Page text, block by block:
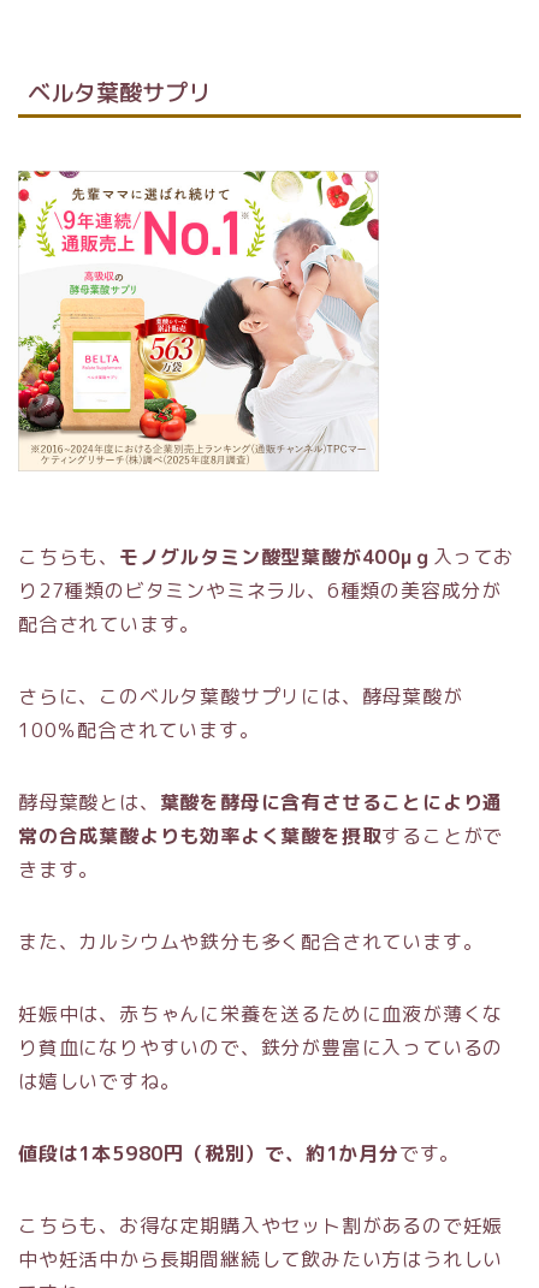
ベルタ葉酸サプリ
こちらも、 モノグルタミン酸型葉酸が400μｇ 入ってお
り27種類のビタミンやミネラル、6種類の美容成分が
配合されています。
さらに、このベルタ葉酸サプリには、酵母葉酸が
100％配合されています。
酵母葉酸とは、 葉酸を酵母に含有させることにより通
常の合成葉酸よりも効率よく葉酸を摂取することがで
きます。
また、カルシウムや鉄分も多く配合されています。
妊娠中は、赤ちゃんに栄養を送るために血液が薄くな
り貧血になりやすいので、鉄分が豊富に入っているの
は嬉しいですね。
値段は1本5980円（税別）で、約1か月分です。
こちらも、お得な定期購入やセット割があるので妊娠
中や妊活中から長期間継続して飲みたい方はうれしい